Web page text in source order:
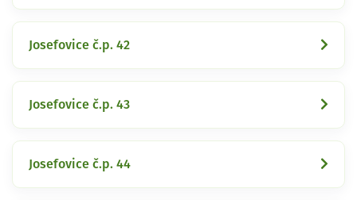
Josefovice č.p. 42
Josefovice č.p. 43
Josefovice č.p. 44